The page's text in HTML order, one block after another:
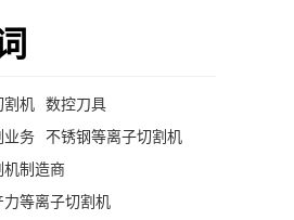
割机 数控刀具
业务 不锈钢等离子切割机
制造商
等离子切割机